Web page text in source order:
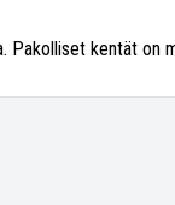
Pakolliset kentät on